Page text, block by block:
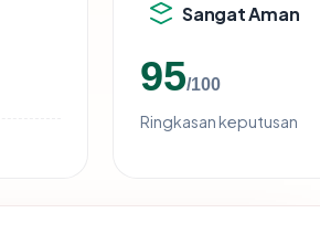
Sangat Aman
95/100
Ringkasan keputusan